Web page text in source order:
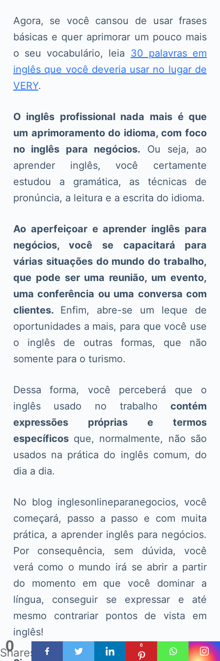
Agora, se você cansou de usar frases
básicas e quer aprimorar um pouco mais
o seu vocabulário, leia 30 palavras em
inglês que você deveria usar no lugar de
VERY.
O inglês profissional nada mais é que
um aprimoramento do idioma, com foco
no inglês para negócios. Ou seja, ao
aprender inglês, você certamente
estudou a gramática, as técnicas de
pronúncia, a leitura e a escrita do idioma.
Ao aperfeiçoar e aprender inglês para
negócios, você se capacitará para
várias situações do mundo do trabalho,
que pode ser uma reunião, um evento,
uma conferência ou uma conversa com
clientes. Enfim, abre-se um leque de
oportunidades a mais, para que você use
o inglês de outras formas, que não
somente para o turismo.
Dessa forma, você perceberá que o
inglês usado no trabalhocontém
expressões próprias e termos
específicosque, normalmente, não são
usados na prática do inglês comum, do
dia a dia.
No blog inglesonlineparanegocios, você
começará, passo a passo e com muita
prática, a aprender inglês para negócios.
Por consequência, sem dúvida, você
verá como o mundo irá se abrir a partir
do momento em que você dominar a
língua, conseguir se expressar e até
mesmo contrariar pontos de vista em
inglês!
0
Shares
0